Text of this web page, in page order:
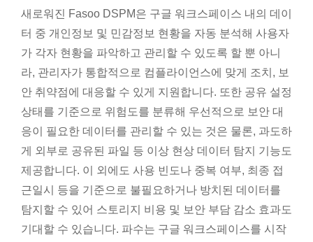
새로워진 Fasoo DSPM은 구글 워크스페이스 내의 데이
터 중 개인정보 및 민감정보 현황을 자동 분석해 사용자
가 각자 현황을 파악하고 관리할 수 있도록 할 뿐 아니
라, 관리자가 통합적으로 컴플라이언스에 맞게 조치, 보
안 취약점에 대응할 수 있게 지원합니다. 또한 공유 설정
상태를 기준으로 위험도를 분류해 우선적으로 보안 대
응이 필요한 데이터를 관리할 수 있는 것은 물론, 과도하
게 외부로 공유된 파일 등 이상 현상 데이터 탐지 기능도
제공합니다. 이 외에도 사용 빈도나 중복 여부, 최종 접
근일시 등을 기준으로 불필요하거나 방치된 데이터를
탐지할 수 있어 스토리지 비용 및 보안 부담 감소 효과도
기대할 수 있습니다. 파수는 구글 워크스페이스를 시작